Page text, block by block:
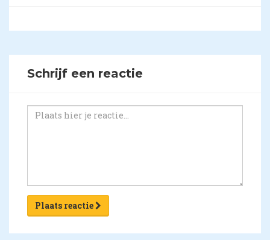
Schrijf een reactie
Plaats reactie